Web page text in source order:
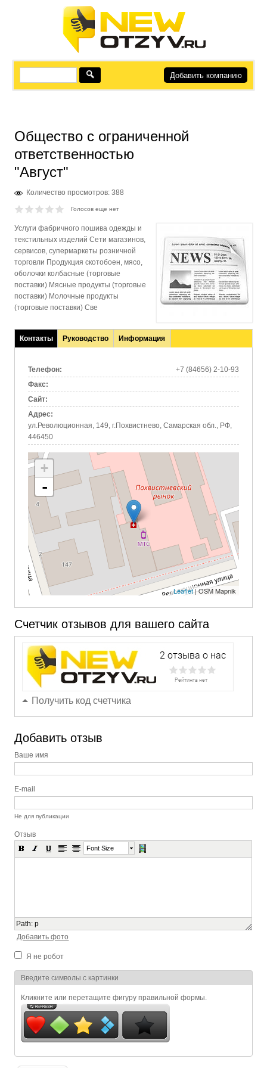
Добавить компанию
Общество с ограниченной
ответственностью
"Август"
Количество просмотров: 388
Голосов еще нет
Услуги фабричного пошива одежды и
текстильных изделий Сети магазинов,
сервисов, супермаркеты розничной
торговли Продукция скотобоен, мясо,
оболочки колбасные (торговые
поставки) Мясные продукты (торговые
поставки) Молочные продукты
(торговые поставки) Све
Контакты
(активная
Руководство Информация
Телефон:
+7 (84656) 2-10-93
Факс:
Сайт:
Адрес:
ул.Революционная, 149, г.Похвистнево, Самарская обл., РФ,
446450
+
-
Leaflet| OSM Mapnik
Счетчик отзывов для вашего сайта
Получить код счетчика
Добавить отзыв
Ваше имя
E-mail
Не для публикации
Отзыв
Font Size
Path:p
Добавить фото
Я не робот
Я спамер
Введите символы с картинки
Кликните или перетащите фигуру правильной формы.